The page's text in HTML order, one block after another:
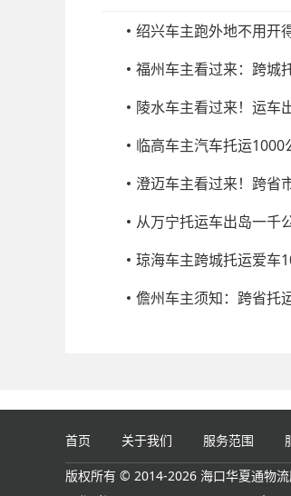
绍兴车主跑外地不用开
福州车主看过来：跨城
陵水车主看过来！运车
临高车主汽车托运1000
澄迈车主看过来！跨省
从万宁托运车出岛一千
琼海车主跨城托运爱车
儋州车主须知：跨省托
首页 关于我们 服务范围
版权所有 © 2014-2026 海口华夏通物